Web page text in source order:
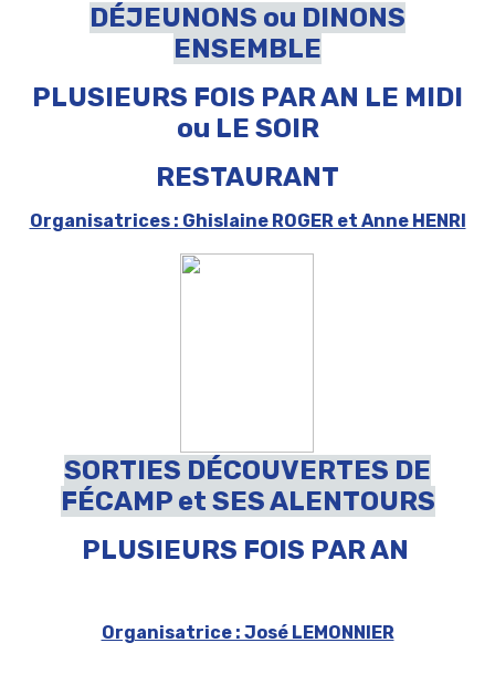
DÉJEUNONS ou DINONS
ENSEMBLE
PLUSIEURS FOIS PAR AN LE MIDI
ou LE SOIR
RESTAURANT
Organisatrices : Ghislaine ROGER et Anne HENRI
SORTIES DÉCOUVERTES DE
FÉCAMP et SES ALENTOURS
PLUSIEURS FOIS PAR AN
Organisatrice : José LEMONNIER